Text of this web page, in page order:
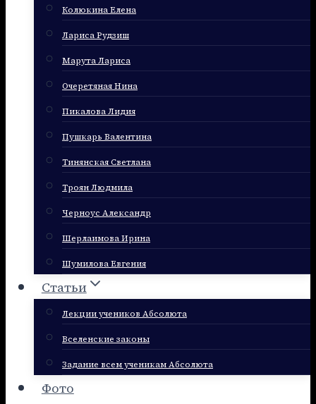
Колюкина Елена
Лариса Рудзиш
Марута Лариса
Очеретяная Нина
Пикалова Лидия
Пушкарь Валентина
Тинянская Светлана
Троян Людмила
Черноус Александр
Шерлаимова Ирина
Шумилова Евгения
Статьи
Лекции учеников Абсолюта
Вселенские законы
Задание всем ученикам Абсолюта
Фото